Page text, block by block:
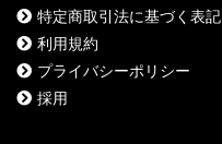
特定商取引法に基づく表記
利用規約
プライバシーポリシー
採用